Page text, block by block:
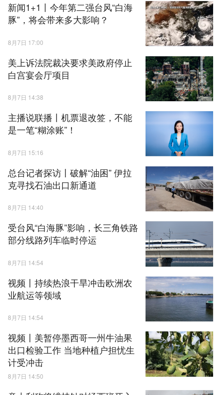
新闻1+1丨今年第二强台风“白海
豚”，将会带来多大影响？
8月7日 17:00
美上诉法院裁决要求美政府停止
白宫宴会厅项目
8月7日 14:38
主播说联播丨机票退改签，不能
是一笔“糊涂账”！
8月7日 15:16
总台记者探访丨破解“油困” 伊拉
克寻找石油出口新通道
8月7日 14:40
受台风“白海豚”影响，长三角铁路
部分线路列车临时停运
8月7日 14:54
视频丨持续热浪干旱冲击欧洲农
业航运等领域
8月7日 14:54
视频丨美暂停墨西哥一州牛油果
出口检验工作 当地种植户担忧生
计受冲击
8月7日 14:50